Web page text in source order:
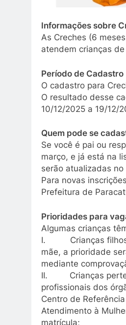
Informações sobre
As Creches (6
atendem crianças
Período de Cadastro
O cadastro para
O resultado desse
10/12/2025 a 19/12/
Quem pode se
Se você é pai ou
março, e já está na
serão atualizadas
Para novas
Prefeitura de
Prioridades para
Algumas crianças
I. Crianças filhos
mãe, a prioridade
mediante
II. Crianças
profissionais dos
Centro de
Atendimento à
matrícula;